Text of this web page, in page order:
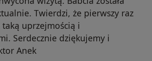
Twierdzi, że pierwszy raz
taką uprzejmością i
Serdecznie dziękujemy i
Anek